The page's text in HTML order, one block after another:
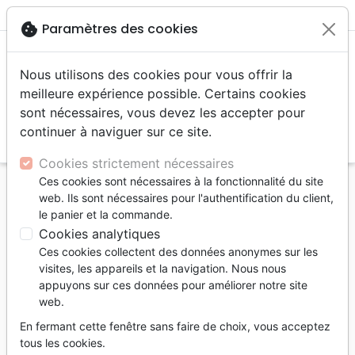
menu
Accueil Auteurs Manlow Alexandre
Alexandre Manlow
Liste des produits par auteur
Filtrertune
Commentaires
cookie Paramètres des cookies
Nous utilisons des cookies pour vous offrir la
meilleure expérience possible. Certains cookies
sont nécessaires, vous devez les accepter pour
continuer à naviguer sur ce site.
Cookies strictement nécessaires
Ces cookies sont nécessaires à la fonctionnalité du site
web. Ils sont nécessaires pour l'authentification du client,
le panier et la commande.
Cookies analytiques
Ces cookies collectent des données anonymes sur les
visites, les appareils et la navigation. Nous nous
appuyons sur ces données pour améliorer notre site
web.
En fermant cette fenêtre sans faire de choix, vous acceptez
tous les cookies.